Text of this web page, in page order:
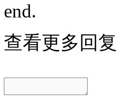
end.
查看更多回复